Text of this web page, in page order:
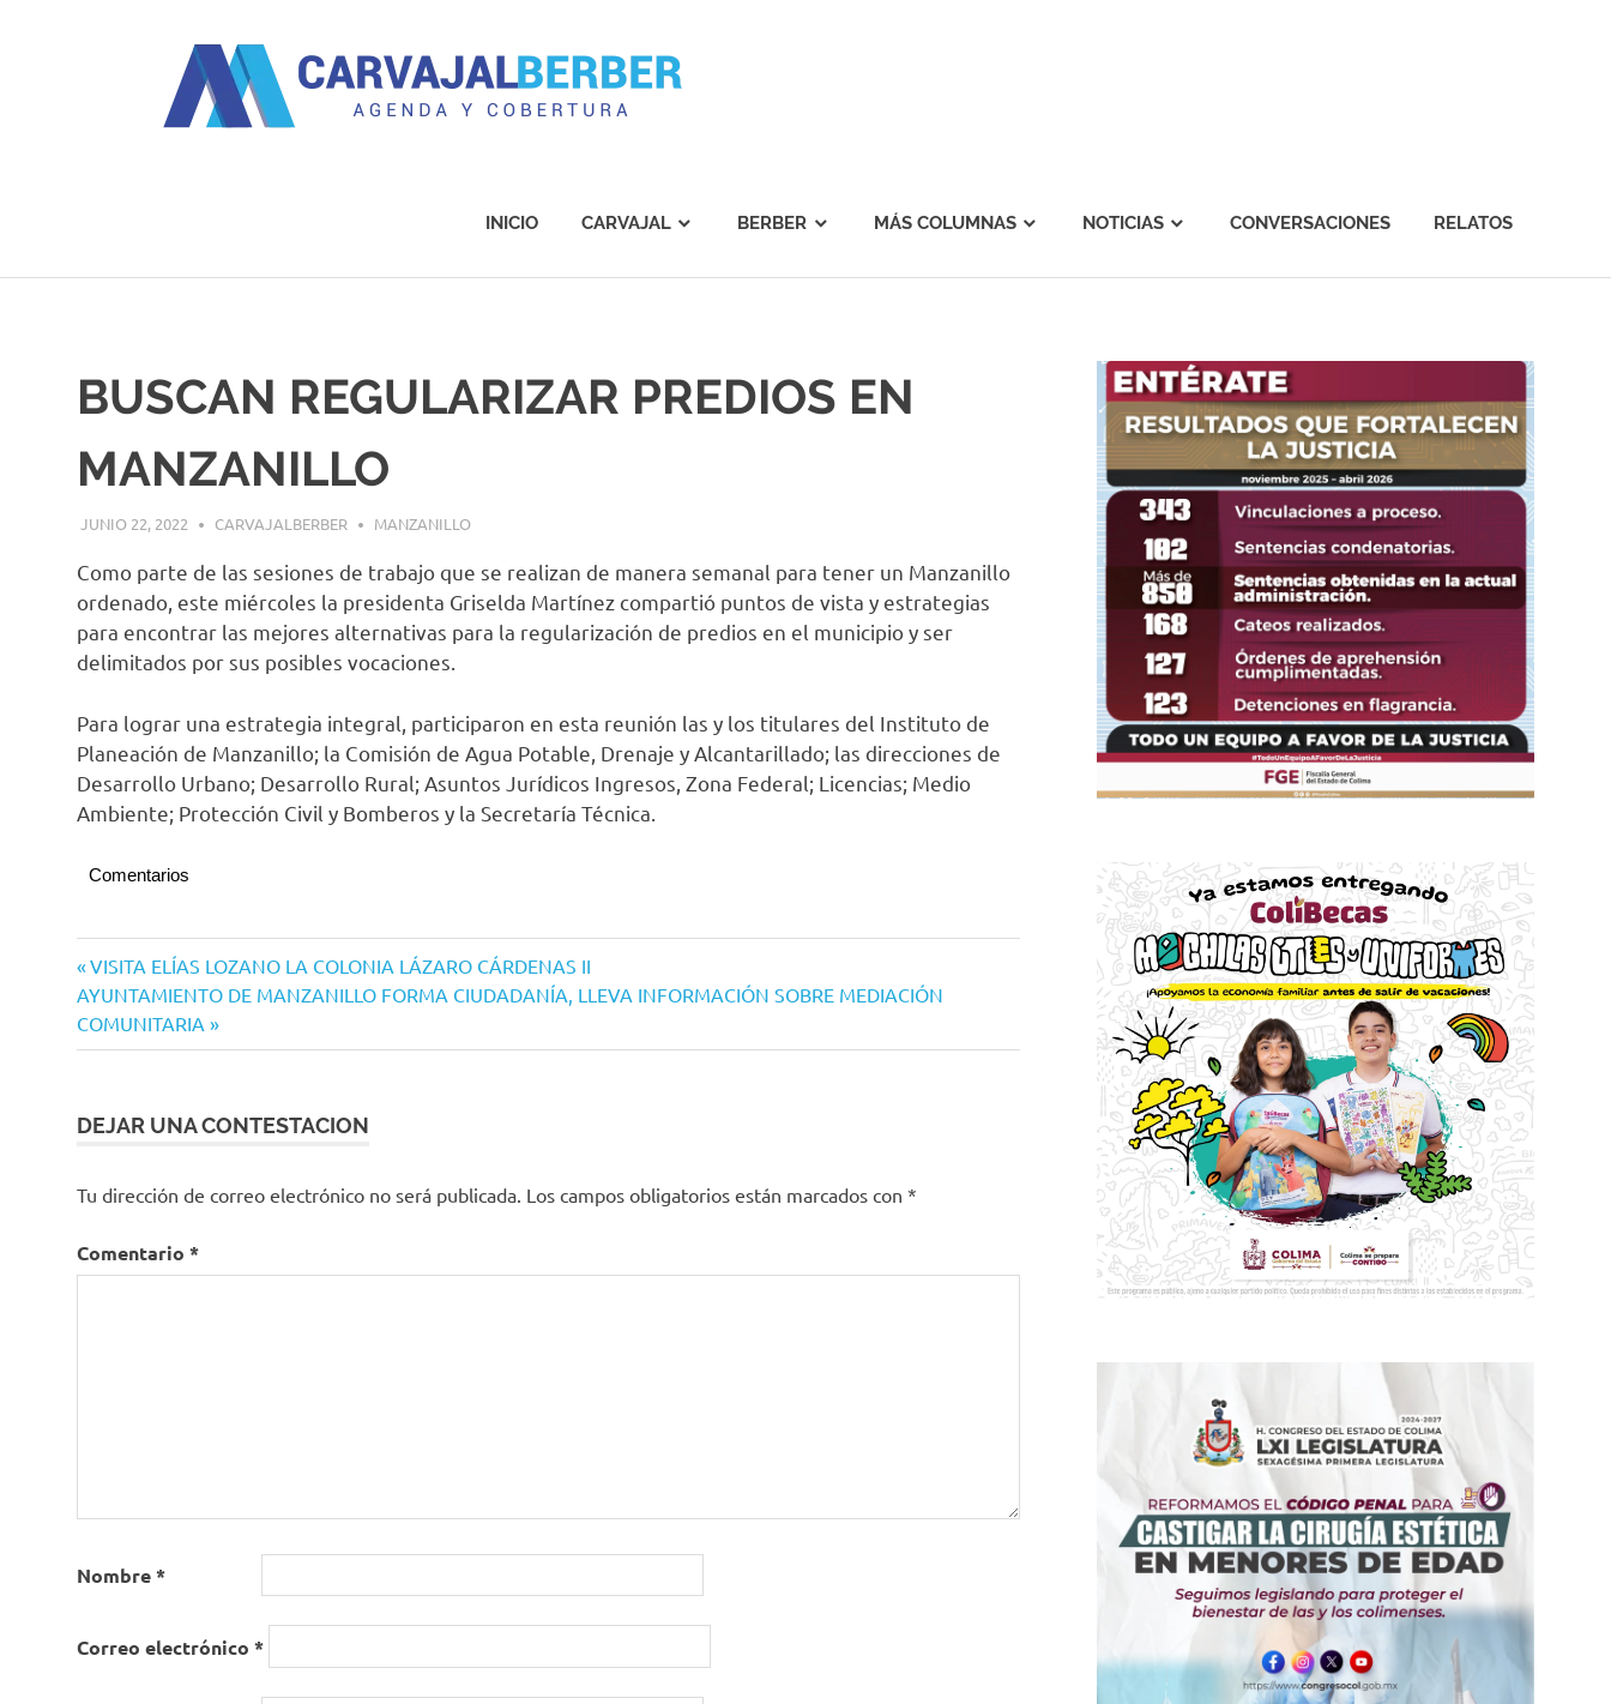
INICIO CARVAJAL BERBER MÁS COLUMNAS NOTICIAS CONVERSACIONES RELATOS
BUSCAN REGULARIZAR PREDIOS EN
MANZANILLO
JUNIO 22, 2022 CARVAJALBERBER MANZANILLO
Como parte de las sesiones de trabajo que se realizan de manera semanal para tener un Manzanillo
ordenado, este miércoles la presidenta Griselda Martínez compartió puntos de vista y estrategias
para encontrar las mejores alternativas para la regularización de predios en el municipio y ser
delimitados por sus posibles vocaciones.
Para lograr una estrategia integral, participaron en esta reunión las y los titulares del Instituto de
Planeación de Manzanillo; la Comisión de Agua Potable, Drenaje y Alcantarillado; las direcciones de
Desarrollo Urbano; Desarrollo Rural; Asuntos Jurídicos Ingresos, Zona Federal; Licencias; Medio
Ambiente; Protección Civil y Bomberos y la Secretaría Técnica.
Comentarios
Navegación
de
entradas
Entrada
anterior:
VISITA ELÍAS LOZANO LA COLONIA LÁZARO CÁRDENAS II
Siguiente
entrada:
AYUNTAMIENTO DE MANZANILLO FORMA CIUDADANÍA, LLEVA INFORMACIÓN SOBRE MEDIACIÓN
COMUNITARIA
DEJAR UNA CONTESTACION
Tu dirección de correo electrónico no será publicada. Los campos obligatorios están marcados con *
Comentario *
Nombre*
Correo electrónico *